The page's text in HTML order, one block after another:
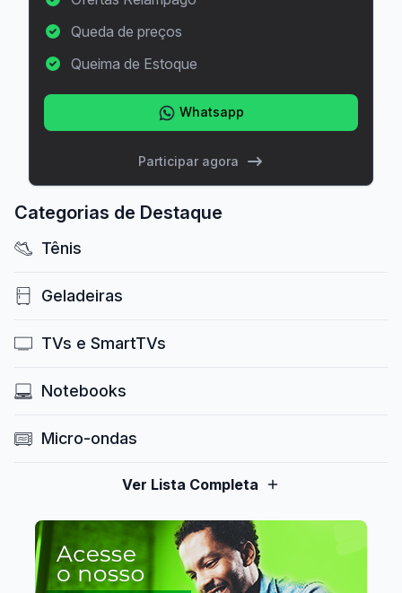
Queda de preços
Queima de Estoque
Whatsapp
Participar agora
Categorias de Destaque
Tênis
Geladeiras
TVs e SmartTVs
Notebooks
Micro-ondas
Ver Lista Completa